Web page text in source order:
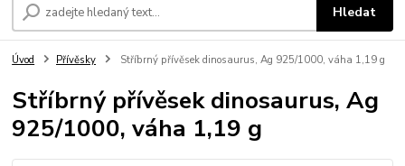
Hledat
Úvod Přívěsky Stříbrný přívěsek dinosaurus, Ag 925/1000, váha 1,19 g
Stříbrný přívěsek dinosaurus, Ag
925/1000, váha 1,19 g